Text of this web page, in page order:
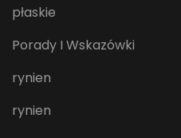
płaskie
Porady I Wskazówki
rynien
rynien